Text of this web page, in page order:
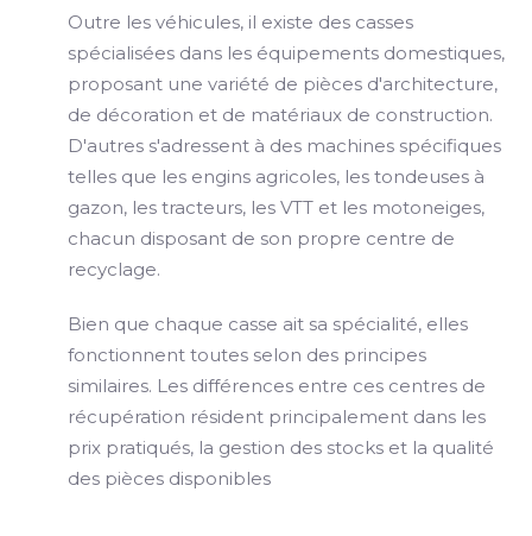
Outre les véhicules, il existe des casses
spécialisées dans les équipements domestiques,
proposant une variété de pièces d'architecture,
de décoration et de matériaux de construction.
D'autres s'adressent à des machines spécifiques
telles que les engins agricoles, les tondeuses à
gazon, les tracteurs, les VTT et les motoneiges,
chacun disposant de son propre centre de
recyclage.
Bien que chaque casse ait sa spécialité, elles
fonctionnent toutes selon des principes
similaires. Les différences entre ces centres de
récupération résident principalement dans les
prix pratiqués, la gestion des stocks et la qualité
des pièces disponibles